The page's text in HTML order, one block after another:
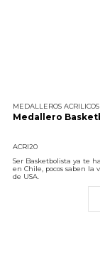
MEDALLEROS ACRILICOS
Medallero
ACRI20
Ser Basketbolista ya te
en Chile, pocos saben
de USA.